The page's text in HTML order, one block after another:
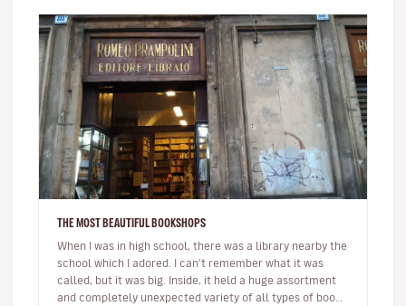
THE MOST BEAUTIFUL BOOKSHOPS
When I was in high school, there was a library nearby the
school which I adored. I can't remember what it was
called, but it was big. Inside, it held a huge assortment
and completely unexpected variety of all types of books.